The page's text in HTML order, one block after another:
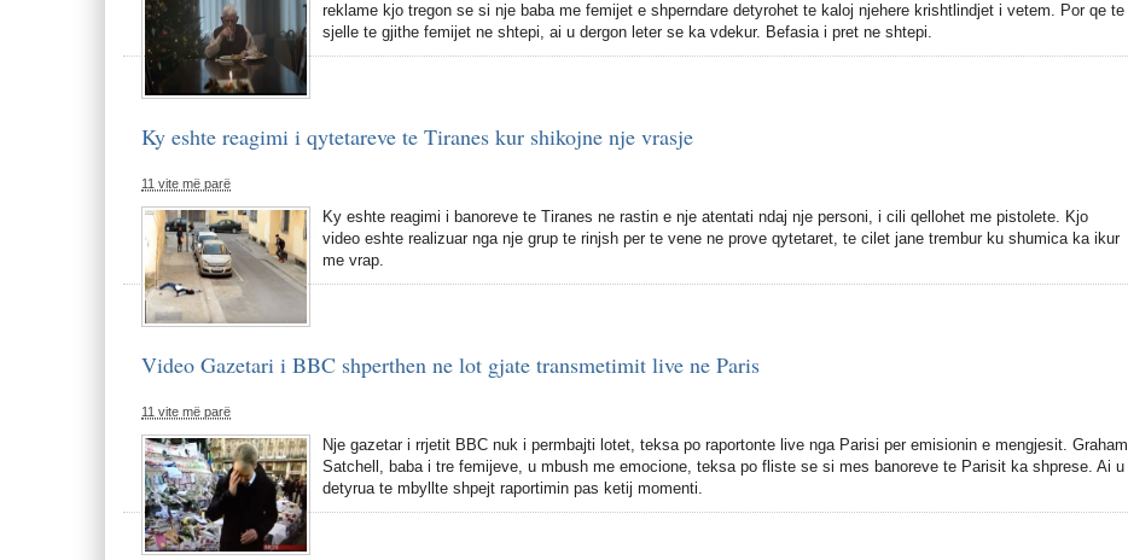
reklame kjo tregon se si nje baba me femijet e shperndare detyrohet te kaloj njehere krishtlindjet i vetem. Por qe te
sjelle te gjithe femijet ne shtepi, ai u dergon leter se ka vdekur. Befasia i pret ne shtepi.
Ky eshte reagimi i qytetareve te Tiranes kur shikojne nje vrasje
11 vite më parë
Ky eshte reagimi i banoreve te Tiranes ne rastin e nje atentati ndaj nje personi, i cili qellohet me pistolete. Kjo
video eshte realizuar nga nje grup te rinjsh per te vene ne prove qytetaret, te cilet jane trembur ku shumica ka ikur
me vrap.
Video Gazetari i BBC shperthen ne lot gjate transmetimit live ne Paris
11 vite më parë
Nje gazetar i rrjetit BBC nuk i permbajti lotet, teksa po raportonte live nga Parisi per emisionin e mengjesit. Graham
Satchell, baba i tre femijeve, u mbush me emocione, teksa po fliste se si mes banoreve te Parisit ka shprese. Ai u
detyrua te mbyllte shpejt raportimin pas ketij momenti.